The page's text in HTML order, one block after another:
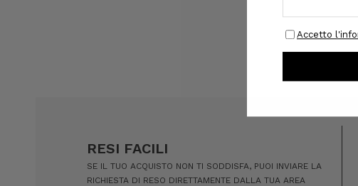
RESI FACILI
SE IL TUO ACQUISTO NON TI SODDISFA, PUOI INVIARE LA
RICHIESTA DI RESO DIRETTAMENTE DALLA TUA AREA